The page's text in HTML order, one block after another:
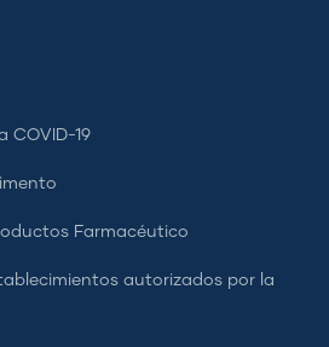
COVID-19
Farmacéutico
autorizados por la